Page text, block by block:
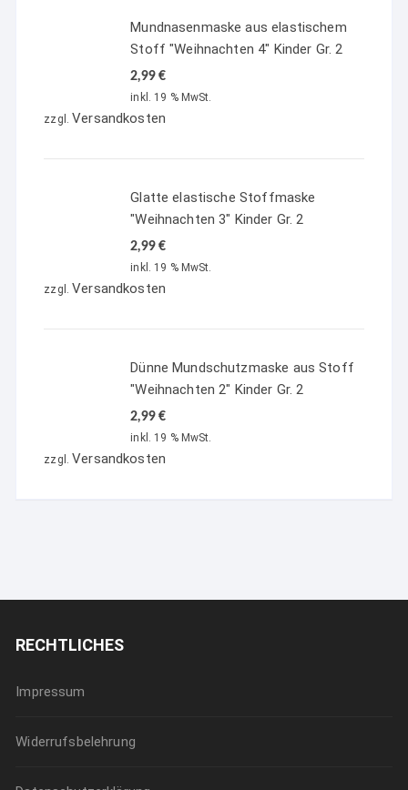
Mundnasenmaske aus elastischem
Stoff "Weihnachten 4" Kinder Gr. 2
2,99 €
inkl. 19 % MwSt.
zzgl.Versandkosten
Glatte elastische Stoffmaske
"Weihnachten 3" Kinder Gr. 2
2,99 €
inkl. 19 % MwSt.
zzgl.Versandkosten
Dünne Mundschutzmaske aus Stoff
"Weihnachten 2" Kinder Gr. 2
2,99 €
inkl. 19 % MwSt.
zzgl.Versandkosten
RECHTLICHES
Impressum
Widerrufsbelehrung